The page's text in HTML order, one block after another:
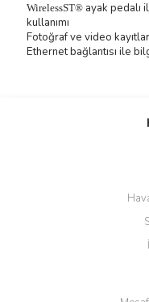
WirelessST® ayak pedalı
kullanımı
Fotoğraf ve video
Ethernet bağlantısı ile
Bu
Ürün resmi kalitesiz,
Ürün açıklamasında
Ürün bilgilerinde
Ürün fiyatı diğer
Bu ürüne benzer farklı